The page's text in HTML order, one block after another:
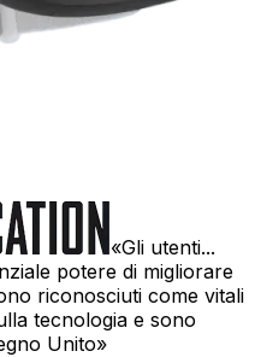
Gli utenti...
potere di migliorare
riconosciuti come vitali
tecnologia e sono
Unito